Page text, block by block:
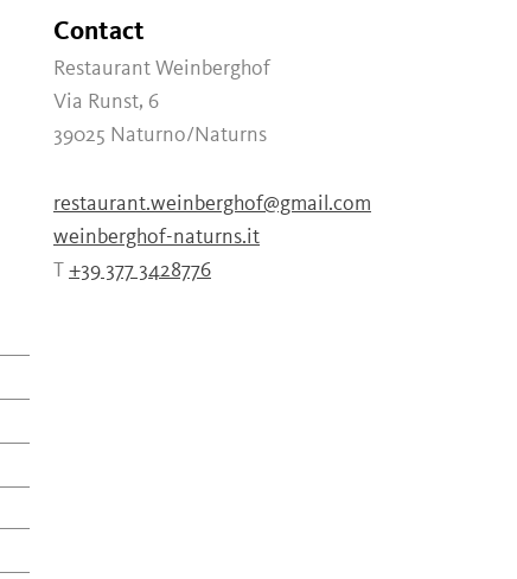
Contact
Restaurant Weinberghof
Via Runst, 6
39025 Naturno/Naturns
restaurant.weinberghof@gmail.com
weinberghof-naturns.it
T +39 377 3428776